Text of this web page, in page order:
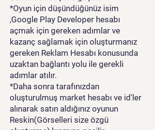
*Oyun için düşündüğünüz isim
,Google Play Developer hesabı
açmak için gereken adımlar ve
kazanç sağlamak için oluşturmanız
gereken Reklam Hesabı konusunda
uzaktan bağlantı yolu ile gerekli
adımlar atılır.
*Daha sonra tarafınızdan
oluşturulmuş market hesabı ve id'ler
alınarak satın aldığınız oyunun
Reskin(Görselleri size özgü